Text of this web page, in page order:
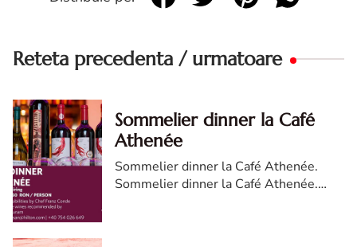
Reteta precedenta / urmatoare
Sommelier dinner la Café
Athenée
Sommelier dinner la Café Athenée.
Sommelier dinner la Café Athenée.